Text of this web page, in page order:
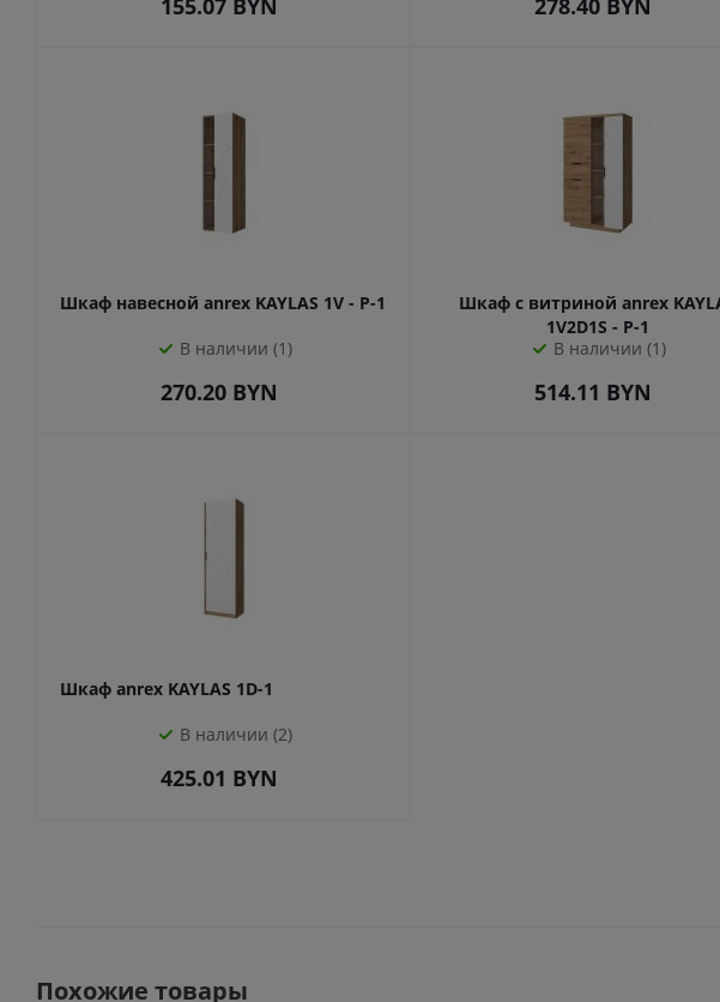
155.07 BYN 278.40 BYN
Шкаф навесной anrex KAYLAS 1V - P-1
В наличии (1)
270.20 BYN
Шкаф с витриной anrex
1V2D1S - P-1
В наличии (1)
514.11 BYN
Шкаф anrex KAYLAS 1D-1
В наличии (2)
425.01 BYN
Похожие товары